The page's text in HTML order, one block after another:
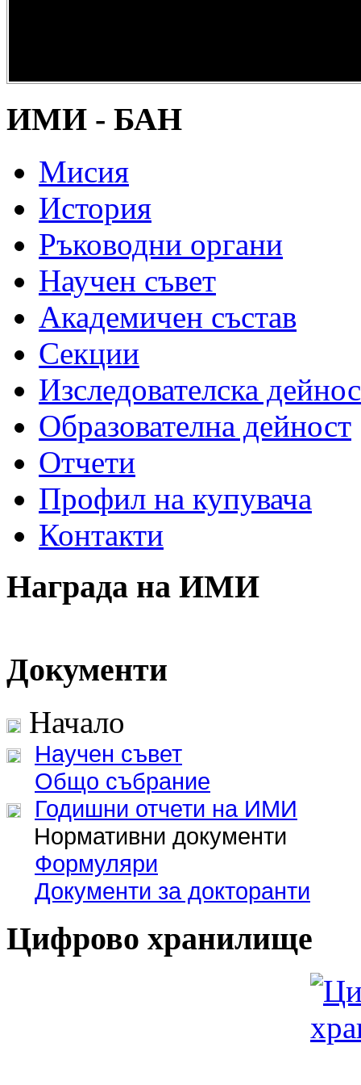
наследство” -
ИМИ - БАН
Мисия
История
Ръководни органи
Научен съвет
Академичен състав
Секции
Изследователска
Образователна дейност
Отчети
Профил на купувача
Контакти
Награда на ИМИ
Документи
Начало
Научен съвет
Общо събрание
Годишни отчети на ИМИ
Нормативни документи
Формуляри
Документи за докторанти
Цифрово хранилище